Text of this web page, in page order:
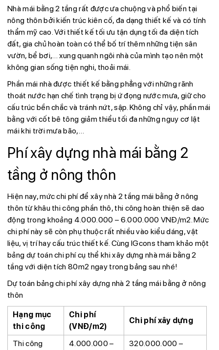
Nhà mái bằng 2 tầng rất được ưa chuộng và phổ biến tại
nông thôn bởi kiến trúc kiên cố, đa dạng thiết kế và có tính
thẩm mỹ cao. Với thiết kế tối ưu tận dụng tối đa diện tích
đất, gia chủ hoàn toàn có thể bố trí thêm những tiện sân
vườn, bể bơi,… xung quanh ngôi nhà của mình tạo nên một
không gian sống tiện nghi, thoải mái.
Phần mái nhà được thiết kế bằng phẳng với những rãnh
thoát nước hạn chế tình trạng bị ứ đọng nước mưa, giữ cho
cấu trúc bền chắc và tránh nứt, sập. Không chỉ vậy, phần mái
bằng với cốt bê tông giảm thiểu tối đa những nguy cơ lật
mái khi trời mưa bão,…
Phí xây dựng nhà mái bằng 2
tầng ở nông thôn
Hiện nay, mức chi phí để xây nhà 2 tầng mái bằng ở nông
thôn từ khâu thi công phần thô, thi công hoàn thiện sẽ dao
động trong khoảng 4.000.000 – 6.000.000 VNĐ/m2. Mức
chi phí này sẽ còn phụ thuộc rất nhiều vào kiểu dáng, vật
liệu, vị trí hay cấu trúc thiết kế. Cùng IGcons tham khảo một
bảng dự toán chi phí cụ thể khi xây dựng nhà mái bằng 2
tầng với diện tích 80m2 ngay trong bảng sau nhé!
Dự toán bảng chi phí xây dựng nhà 2 tầng mái bằng ở nông
thôn
Hạng mục
thi công
Chi phí
(VNĐ/m2)
Chi phí xây dựng
Thi công
4.000.000 –
320.000.000 –